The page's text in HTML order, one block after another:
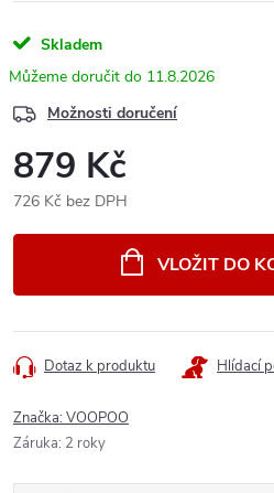
Skladem
11.8.2026
Možnosti doručení
879 Kč
726 Kč bez DPH
VLOŽIT DO
Dotaz k produktu Hlídací
Značka:VOOPOO
Záruka: 2 roky